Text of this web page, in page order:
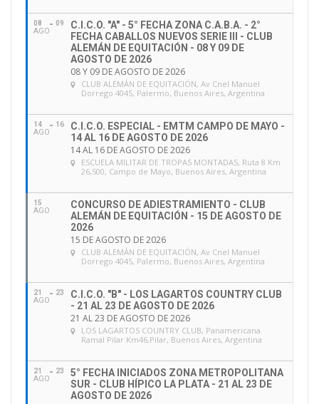
08
AGO
09
C.I.C.O. "A" - 5° FECHA ZONA C.A.B.A. - 2°
FECHA CABALLOS NUEVOS SERIE III - CLUB
ALEMÁN DE EQUITACIÓN - 08 Y 09 DE
AGOSTO DE 2026
08 Y 09 DE AGOSTO DE 2026
CLUB ALEMÁN DE EQUITACIÓN, Av Cnel Manuel
Dorrego 4045, Palermo, Buenos Aires, Argentina
14
AGO
16
C.I.C.O. ESPECIAL - EMTM CAMPO DE MAYO -
14 AL 16 DE AGOSTO DE 2026
14 AL 16 DE AGOSTO DE 2026
ESCUELA MILITAR DE TROPAS MONTADAS, Ruta 8 Km
26,500, Campo de Mayo, Buenos Aires, Argentina
15
AGO
CONCURSO DE ADIESTRAMIENTO - CLUB
ALEMÁN DE EQUITACIÓN - 15 DE AGOSTO DE
2026
15 DE AGOSTO DE 2026
CLUB ALEMÁN DE EQUITACIÓN, Av Cnel Manuel
Dorrego 4045, Palermo, Buenos Aires, Argentina
21
AGO
23
C.I.C.O. "B" - LOS LAGARTOS COUNTRY CLUB
- 21 AL 23 DE AGOSTO DE 2026
21 AL 23 DE AGOSTO DE 2026
LOS LAGARTOS COUNTRY CLUB, Panamericana
Ramal Pilar Km46,Pilar, Buenos Aires, Argentina
21
AGO
23
5° FECHA INICIADOS ZONA METROPOLITANA
SUR - CLUB HÍPICO LA PLATA - 21 AL 23 DE
AGOSTO DE 2026